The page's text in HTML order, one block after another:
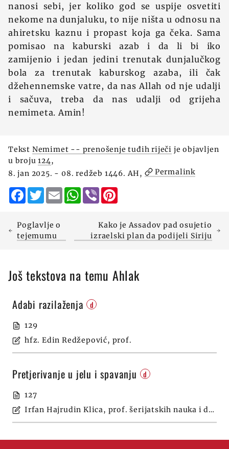
nanosi sebi, jer koliko god se uspije osvetiti
nekome na dunjaluku, to nije ništa u odnosu na
ahiretsku kaznu i propast koja ga čeka. Sama
pomisao na kaburski azab i da li bi iko
zamijenio i jedan jedini trenutak dunjalučkog
bola za trenutak kaburskog azaba, ili čak
džehennemske vatre, da nas Allah od nje udalji
i sačuva, treba da nas udalji od grijeha
nemimeta. Amin!
Tekst Nemimet -- prenošenje tuđih riječi je objavljen
u broju124,
8. jan 2025. - 08. redžeb 1446. AH,
Permalink
Facebook
TwitterEmailWhatsApp
Viber
Poglavlje o
tejemumu
Kako je Assadov pad osujetio
izraelski plan da podijeli Siriju
Još tekstova na temu Ahlak
Adabi razilaženja d
129
hfz. Edin Redžepović, prof.
Pretjerivanje u jelu i spavanju d
127
Irfan Hajrudin Klica, prof. šerijatskih nauka i dipl. psiholog